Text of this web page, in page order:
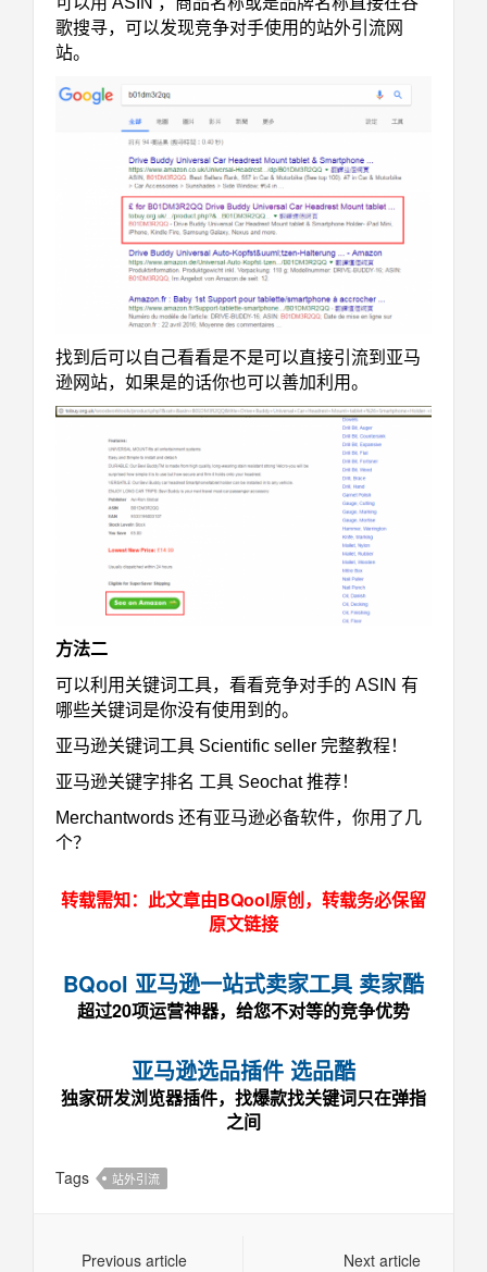
歌搜寻，可以发现竞争对手使用的站外引流网
站。
找到后可以自己看看是不是可以直接引流到亚马
逊网站，如果是的话你也可以善加利用。
方法二
可以利用关键词工具，看看竞争对手的 ASIN 有
哪些关键词是你没有使用到的。
亚马逊关键词工具 Scientific seller 完整教程！
亚马逊关键字排名 工具 Seochat 推荐！
Merchantwords 还有亚马逊必备软件，你用了几
个？
转载需知：此文章由BQool原创，转载务必保留
原文链接
BQool 亚马逊一站式卖家工具 卖家酷
超过20项运营神器，给您不对等的竞争优势
亚马逊选品插件 选品酷
独家研发浏览器插件，找爆款找关键词只在弹指
之间
Tags 站外引流
Next article
Previous article